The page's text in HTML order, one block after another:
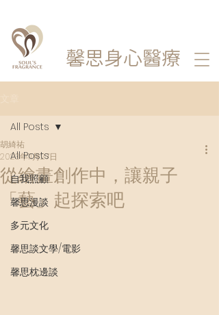
馨思身心醫療
All Posts
自我照顧
馨思漫談
多元文化
馨思談文學/電影
馨思枕邊談
All Posts
從繪畫創作中，讓親子
「藝」起探索吧
胡綺祐
2023年11月27日